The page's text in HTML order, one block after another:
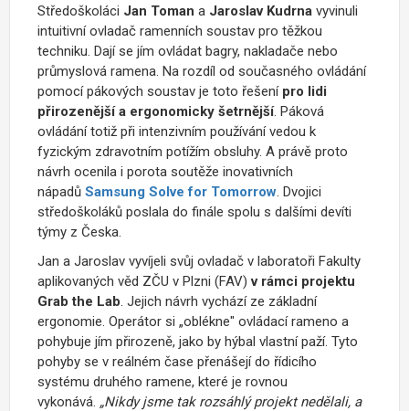
Středoškoláci Jan Toman a Jaroslav Kudrna vyvinuli
intuitivní ovladač ramenních soustav pro těžkou
techniku. Dají se jím ovládat bagry, nakladače nebo
průmyslová ramena. Na rozdíl od současného ovládání
pomocí pákových soustav je toto řešenípro lidi
přirozenější a ergonomicky šetrnější. Páková
ovládání totiž při intenzivním používání vedou k
fyzickým zdravotním potížím obsluhy. A právě proto
návrh ocenila i porota soutěže inovativních
nápadů Samsung Solve for Tomorrow. Dvojici
středoškoláků poslala do finále spolu s dalšími devíti
týmy z Česka.
Jan a Jaroslav vyvíjeli svůj ovladač v laboratoři Fakulty
aplikovaných věd ZČU v Plzni (FAV)v rámci projektu
Grab the Lab. Jejich návrh vychází ze základní
ergonomie. Operátor si „oblékne" ovládací rameno a
pohybuje jím přirozeně, jako by hýbal vlastní paží. Tyto
pohyby se v reálném čase přenášejí do řídicího
systému druhého ramene, které je rovnou
vykonává. „Nikdy jsme tak rozsáhlý projekt nedělali, a